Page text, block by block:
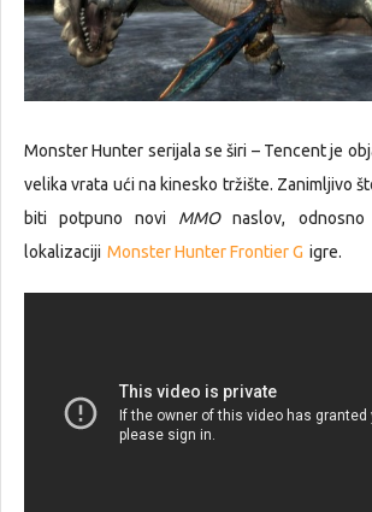
Monster Hunter serijala se širi – Tencent je
velika vrata ući na kinesko tržište. Zanimljivo
biti potpuno novi MMOnaslov,
lokalizaciji Monster Hunter Frontier G igre.